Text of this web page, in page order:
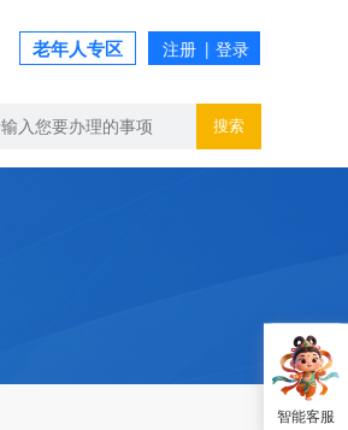
老年人专区
搜索
智能客服